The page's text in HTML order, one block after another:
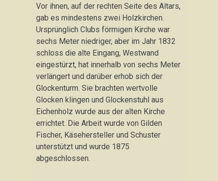
Vor ihnen, auf der rechten Seite des Altars,
gab es mindestens zwei Holzkirchen.
Ursprünglich Clubs förmigen Kirche war
sechs Meter niedriger, aber im Jahr 1832
schloss die alte Eingang, Westwand
eingestürzt, hat innerhalb von sechs Meter
verlängert und darüber erhob sich der
Glockenturm. Sie brachten wertvolle
Glocken klingen und Glockenstuhl aus
Eichenholz wurde aus der alten Kirche
errichtet. Die Arbeit wurde von Gilden
Fischer, Käsehersteller und Schuster
unterstützt und wurde 1875
abgeschlossen.